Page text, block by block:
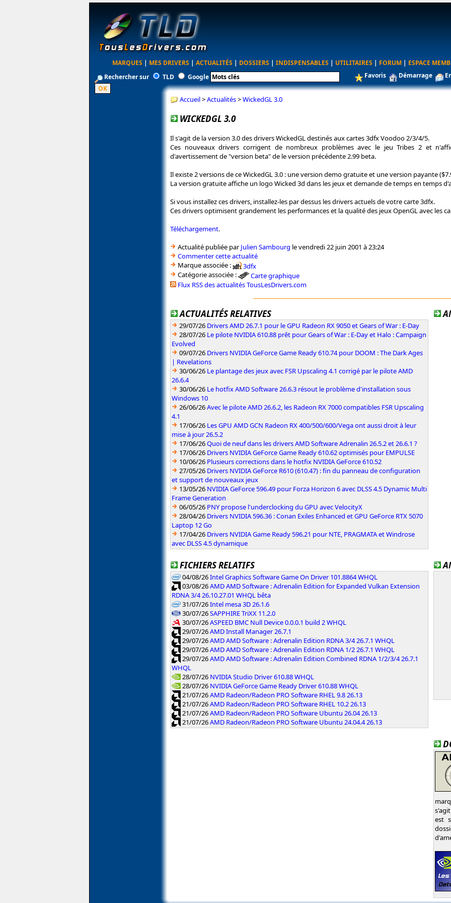
MARQUES | MES DRIVERS | ACTUALITÉS | DOSSIERS | INDISPENSABLES | UTILITAIRES | FORUM | ESPACE
Rechercher sur
TLD Google Favoris Démarrage
Accueil>Actualités>WickedGL 3.0
WICKEDGL 3.0
Il s'agit de la version 3.0 des drivers WickedGL destinés aux cartes 3dfx Voodoo 2/3/4/5.
Ces nouveaux drivers corrigent de nombreux problèmes avec le jeu Tribes 2 et
d'avertissement de "version beta" de le version précédente 2.99 beta.
Il existe 2 versions de ce WickedGL 3.0 : une version demo gratuite et une version payante
La version gratuite affiche un logo Wicked 3d dans les jeux et demande de temps en temps
Si vous installez ces drivers, installez-les par dessus les drivers actuels de votre carte 3dfx.
Ces drivers optimisent grandement les performances et la qualité des jeux OpenGL avec les
Téléchargement.
Actualité publiée parJulien Sambourg le vendredi 22 juin 2001 à 23:24
Commenter cette actualité
Marque associée :
3dfx
Catégorie associée :
Carte graphique
Flux RSS des actualités TousLesDrivers.com
ACTUALITÉS RELATIVES
29/07/26 Drivers AMD 26.7.1 pour le GPU Radeon RX 9050 et Gears of War : E-Day
28/07/26 Le pilote NVIDIA 610.88 prêt pour Gears of War : E-Day et Halo : Campaign
Evolved
09/07/26 Drivers NVIDIA GeForce Game Ready 610.74 pour DOOM : The Dark Ages
| Revelations
30/06/26 Le plantage des jeux avec FSR Upscaling 4.1 corrigé par le pilote AMD
26.6.4
30/06/26 Le hotfix AMD Software 26.6.3 résout le problème d'installation sous
Windows 10
26/06/26Avec le pilote AMD 26.6.2, les Radeon RX 7000 compatibles FSR Upscaling
4.1
17/06/26 Les GPU AMD GCN Radeon RX 400/500/600/Vega ont aussi droit à leur
mise à jour 26.5.2
17/06/26Quoi de neuf dans les drivers AMD Software Adrenalin 26.5.2 et 26.6.1 ?
17/06/26 Drivers NVIDIA GeForce Game Ready 610.62 optimisés pour EMPULSE
10/06/26 Plusieurs corrections dans le hotfix NVIDIA GeForce 610.52
27/05/26 Drivers NVIDIA GeForce R610 (610.47) : fin du panneau de configuration
et support de nouveaux jeux
13/05/26 NVIDIA GeForce 596.49 pour Forza Horizon 6 avec DLSS 4.5 Dynamic Multi
Frame Generation
06/05/26 PNY propose l'underclocking du GPU avec VelocityX
28/04/26 Drivers NVIDIA 596.36 : Conan Exiles Enhanced et GPU GeForce RTX 5070
Laptop 12 Go
17/04/26 Drivers NVIDIA Game Ready 596.21 pour NTE, PRAGMATA et Windrose
avec DLSS 4.5 dynamique
FICHIERS RELATIFS
04/08/26Intel Graphics Software Game On Driver 101.8864 WHQL
03/08/26AMD AMD Software : Adrenalin Edition for Expanded Vulkan Extension
RDNA 3/4 26.10.27.01 WHQL bêta
31/07/26Intel mesa 3D 26.1.6
30/07/26SAPPHIRE TriXX 11.2.0
30/07/26ASPEED BMC Null Device 0.0.0.1 build 2 WHQL
29/07/26AMD Install Manager 26.7.1
29/07/26AMD AMD Software : Adrenalin Edition RDNA 3/4 26.7.1 WHQL
29/07/26AMD AMD Software : Adrenalin Edition RDNA 1/2 26.7.1 WHQL
29/07/26AMD AMD Software : Adrenalin Edition Combined RDNA 1/2/3/4 26.7.1
WHQL
28/07/26 NVIDIA Studio Driver 610.88 WHQL
28/07/26 NVIDIA GeForce Game Ready Driver 610.88 WHQL
21/07/26AMD Radeon/Radeon PRO Software RHEL 9.8 26.13
21/07/26AMD Radeon/Radeon PRO Software RHEL 10.2 26.13
21/07/26AMD Radeon/Radeon PRO Software Ubuntu 26.04 26.13
21/07/26AMD Radeon/Radeon PRO Software Ubuntu 24.04.4 26.13
est